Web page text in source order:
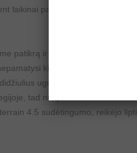
laikinai padėtų išgyventi
patikrą ir laukia skrydis į šalį,
kitur – milžiniškus
ugnikalnius, plotus
tad nusprendėme surinkti
4.5 sudėtingumo, reikėjo